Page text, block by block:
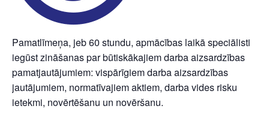
Pamatlīmeņa, jeb 60 stundu, apmācības laikā speciālisti
iegūst zināšanas par būtiskākajiem darba aizsardzības
pamatjautājumiem: vispārīgiem darba aizsardzības
jautājumiem, normatīvajiem aktiem, darba vides risku
ietekmi, novērtēšanu un novēršanu.